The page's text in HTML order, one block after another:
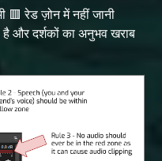
🟥 रेड ज़ोन में नहीं जानी
है और दर्शकों का अनुभव खराब